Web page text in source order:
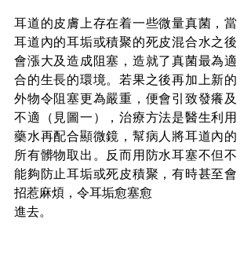
耳道的皮膚上存在着一些微量真菌，當
耳道內的耳垢或積聚的死皮混合水之後
會漲大及造成阻塞，造就了真菌最為適
合的生長的環境。若果之後再加上新的
外物令阻塞更為嚴重，便會引致發癢及
不適（見圖一），治療方法是醫生利用
藥水再配合顯微鏡，幫病人將耳道內的
所有髒物取出。反而用防水耳塞不但不
能夠防止耳垢或死皮積聚，有時甚至會
招惹麻煩，令耳垢愈塞愈
進去。